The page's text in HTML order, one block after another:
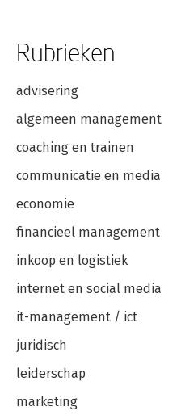
Rubrieken
advisering
algemeen management
coaching en trainen
communicatie en media
economie
financieel management
inkoop en logistiek
internet en social media
it-management / ict
juridisch
leiderschap
marketing